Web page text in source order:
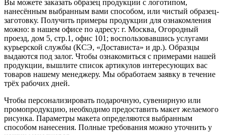
Вы можете заказать образец продукции с логотипом,
нанесённым выбранным вами способом, или чистый образец-
заготовку. Получить примеры продукции для ознакомления
можно: в нашем офисе по адресу: г. Москва, Огородный
проезд, дом 5, стр.1, офис 101; воспользовавшись услугами
курьерской службы (КСЭ, «Достависта» и др.). Образцы
выдаются под залог. Чтобы ознакомиться с примерами нашей
продукции, вышлите список артикулов интересующих вас
товаров нашему менеджеру. Мы обработаем заявку в течение
трёх рабочих дней.
Чтобы персонализировать подарочную, сувенирную или
промопродукцию, необходимо предоставить макет желаемого
рисунка. Параметры макета определяются выбранным
способом нанесения. Полные требования можно уточнить у